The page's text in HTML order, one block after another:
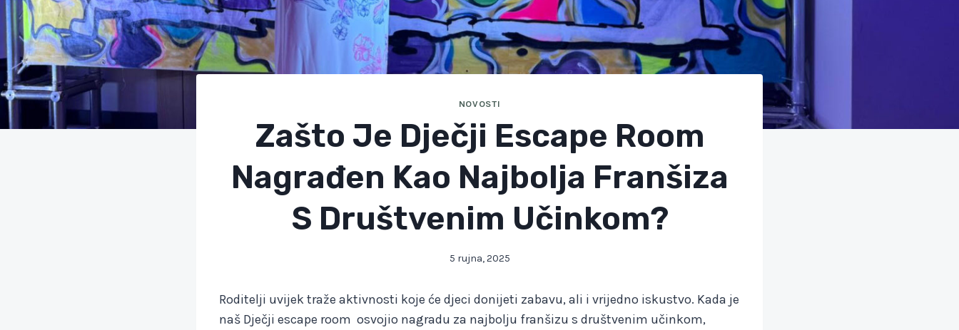
NOVOSTI
Zašto Je Dječji Escape Room
Nagrađen Kao Najbolja Franšiza
S Društvenim Učinkom?
5 rujna, 2025
Roditelji uvijek traže aktivnosti koje će djeci donijeti zabavu, ali i vrijedno iskustvo. Kada je
naš Dječji escape room osvojio nagradu za najbolju franšizu s društvenim učinkom,